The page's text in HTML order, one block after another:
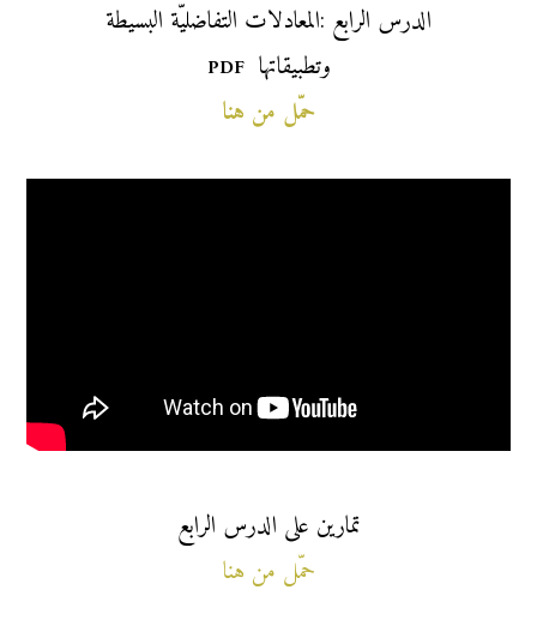
الدرس الرابع :المعادلات التفاضليّة البسيطة
وتطبيقاتهاPDF
حمّل من هنا
تمارين على الدرس الرابع
حمّل من هنا